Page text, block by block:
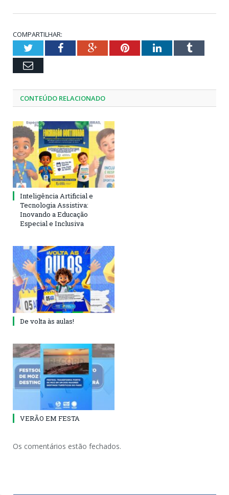
COMPARTILHAR:
TwitterFacebookGoogle+PinterestLinkedInTumblr
Email
CONTEÚDO RELACIONADO
Inteligência Artificial e
Tecnologia Assistiva:
Inovando a Educação
Especial e Inclusiva
De volta às aulas!
VERÃO EM FESTA
Os comentários estão fechados.